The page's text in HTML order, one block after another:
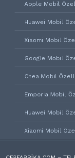
Apple Mobil
Huawei Mobil
Xiaomi Mobil
Google Mobil
Chea Mobil
Emporia Mobil
Huawei Mobil
Xiaomi Mobil